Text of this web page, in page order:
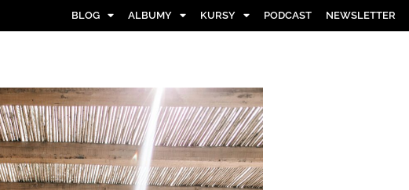
BLOG ALBUMY KURSY PODCAST NEWSLETTER